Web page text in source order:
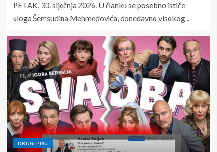
PETAK, 30. siječnja 2026. U članku se posebno ističe
uloga Šemsudina Mehmedovića, donedavno visokog...
DRUGI PIŠU